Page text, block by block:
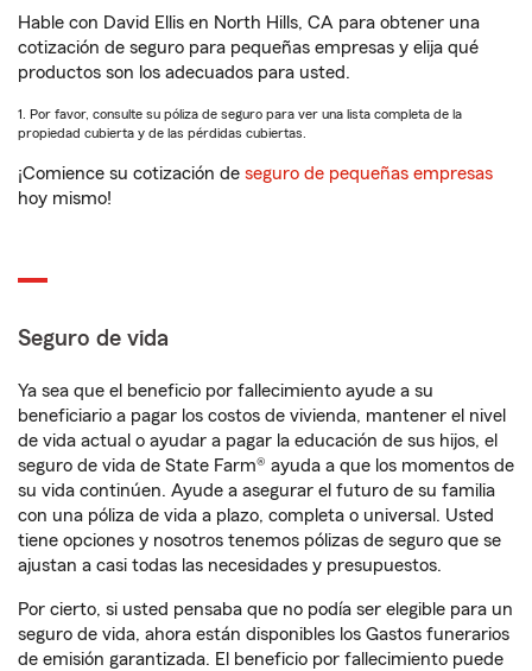
Hable con David Ellis en North Hills, CA para obtener una
cotización de seguro para pequeñas empresas y elija qué
productos son los adecuados para usted.
1. Por favor, consulte su póliza de seguro para ver una lista completa de la
propiedad cubierta y de las pérdidas cubiertas.
¡Comience su cotización de seguro de pequeñas empresas
hoy mismo!
Seguro de vida
Ya sea que el beneficio por fallecimiento ayude a su
beneficiario a pagar los costos de vivienda, mantener el nivel
de vida actual o ayudar a pagar la educación de sus hijos, el
seguro de vida de State Farm® ayuda a que los momentos de
su vida continúen. Ayude a asegurar el futuro de su familia
con una póliza de vida a plazo, completa o universal. Usted
tiene opciones y nosotros tenemos pólizas de seguro que se
ajustan a casi todas las necesidades y presupuestos.
Por cierto, si usted pensaba que no podía ser elegible para un
seguro de vida, ahora están disponibles los Gastos funerarios
de emisión garantizada. El beneficio por fallecimiento puede